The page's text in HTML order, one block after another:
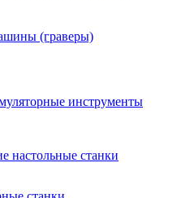
(граверы)
инструменты
настольные станки